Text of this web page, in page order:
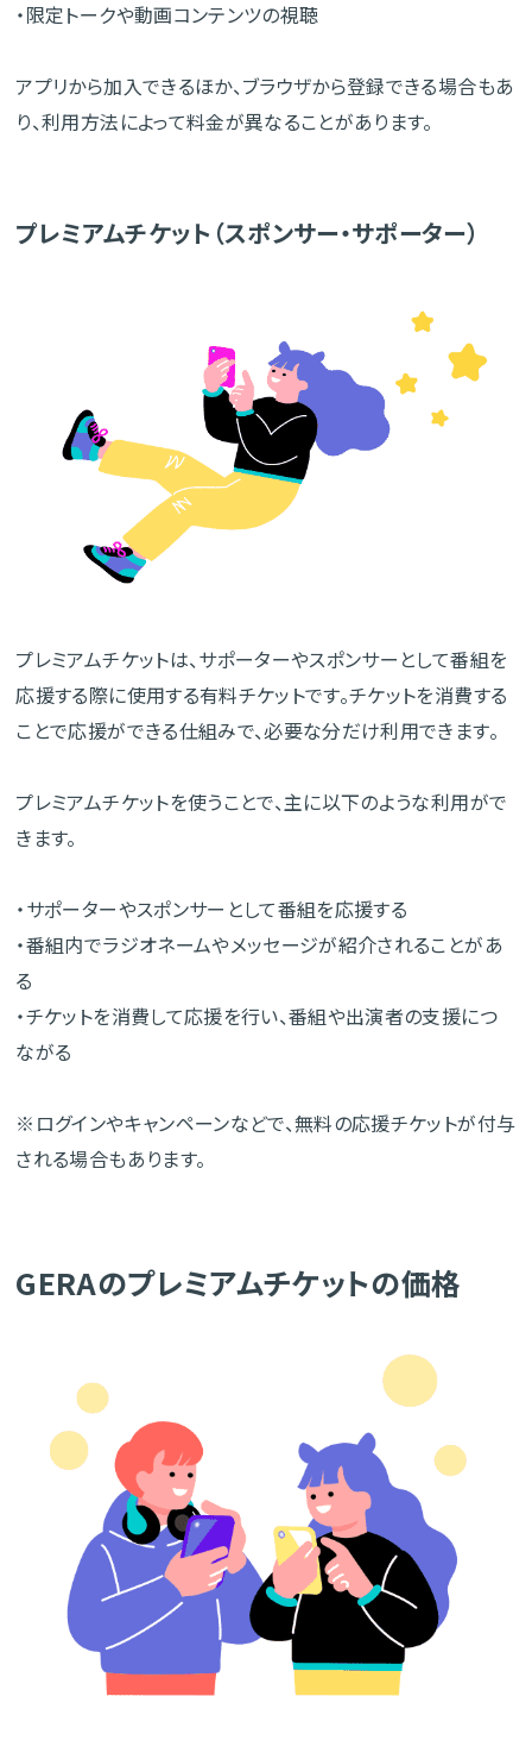
・限定トークや動画コンテンツの視聴
アプリから加入できるほか、ブラウザから登録できる場合もあ
り、利用方法によって料金が異なることがあります。
プレミアムチケット（スポンサー・サポーター）
プレミアムチケットは、サポーターやスポンサーとして番組を
応援する際に使用する有料チケットです。チケットを消費する
ことで応援ができる仕組みで、必要な分だけ利用できます。
プレミアムチケットを使うことで、主に以下のような利用がで
きます。
・サポーターやスポンサーとして番組を応援する
・番組内でラジオネームやメッセージが紹介されることがあ
る
・チケットを消費して応援を行い、番組や出演者の支援につ
ながる
※ログインやキャンペーンなどで、無料の応援チケットが付与
される場合もあります。
GERAのプレミアムチケットの価格